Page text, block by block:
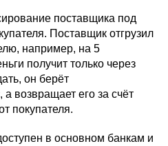
поставщика под
Поставщик отгрузил
например, на 5
получит только через
он берёт
возвращает его за счёт
покупателя.
в основном банкам и